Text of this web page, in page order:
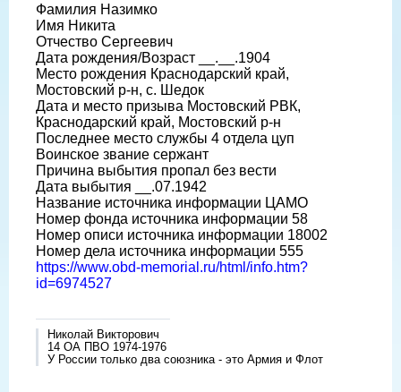
Фамилия Назимко
Имя Никита
Отчество Сергеевич
Дата рождения/Возраст __.__.1904
Место рождения Краснодарский край,
Мостовский р-н, с. Шедок
Дата и место призыва Мостовский РВК,
Краснодарский край, Мостовский р-н
Последнее место службы 4 отдела цуп
Воинское звание сержант
Причина выбытия пропал без вести
Дата выбытия __.07.1942
Название источника информации ЦАМО
Номер фонда источника информации 58
Номер описи источника информации 18002
Номер дела источника информации 555
https://www.obd-memorial.ru/html/info.htm?
id=6974527
Николай Викторович
14 ОА ПВО 1974-1976
У России только два союзника - это Армия и Флот